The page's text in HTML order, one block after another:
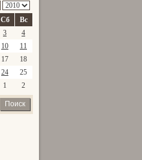
Сб
Вс
3
4
10
11
17
18
24
25
1 2
Поиск